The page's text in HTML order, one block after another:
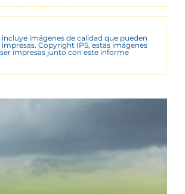
imágenes de calidad que pueden
impresas. Copyright IPS, estas imágenes
impresas junto con este informe